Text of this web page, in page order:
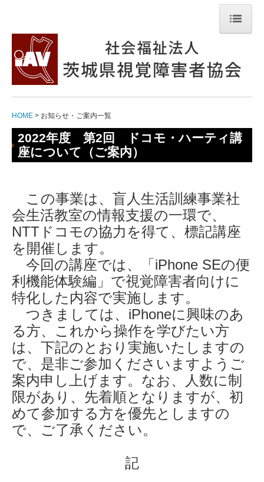
HOME
最新のお知らせ
新型コロナウイルス
視覚障害と日常生活
茨視協の活動
関連リンク
個人情報保護方針
お問い合わせ
HOME お知らせ・ご案内一覧
2022年度 第2回 ドコモ・ハーティ講
座について（ご案内）
この事業は、盲人生活訓練事業社
会生活教室の情報支援の一環で、
NTTドコモの協力を得て、標記講座
を開催します。
今回の講座では、「iPhone SEの便
利機能体験編」で視覚障害者向けに
特化した内容で実施します。
つきましては、iPhoneに興味のあ
る方、これから操作を学びたい方
は、下記のとおり実施いたしますの
で、是非ご参加くださいますようご
案内申し上げます。なお、人数に制
限があり、先着順となりますが、初
めて参加する方を優先としますの
で、ご了承ください。
記